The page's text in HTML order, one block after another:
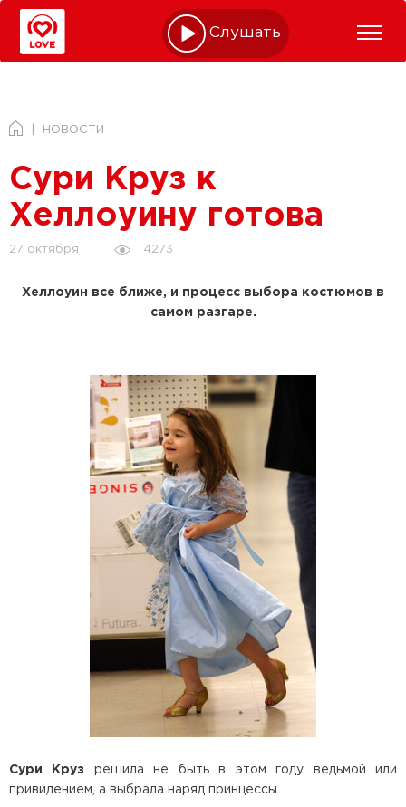
Слушать online
НОВОСТИ
Сури Круз к
Хеллоуину готова
27 октября 4273
Хеллоуин все ближе, и процесс выбора костюмов в
самом разгаре.
Сури Круз
решила не быть в этом году ведьмой или
привидением, а выбрала наряд принцессы.